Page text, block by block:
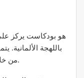
باللهجة الألمانية.
من خلال الحوارات الطبيعية مع ناطقين أصليين.